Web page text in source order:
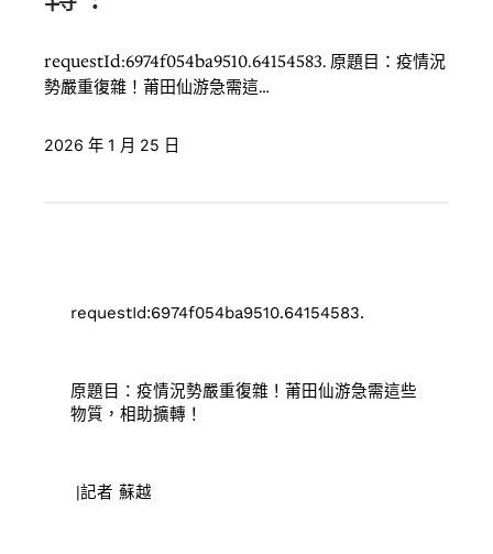
requestId:6974f054ba9510.64154583. 原題目：疫情況
勢嚴重復雜！莆田仙游急需這…
2026 年 1 月 25 日
requestId:6974f054ba9510.64154583.
原題目：疫情況勢嚴重復雜！莆田仙游急需這些
物質，相助擴轉！
|記者 蘇越